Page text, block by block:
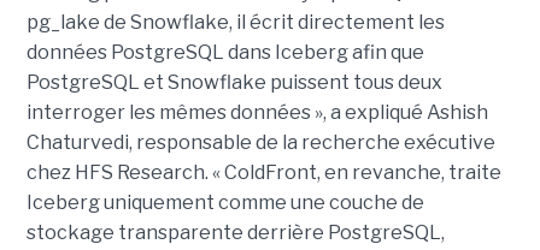
pg_lake de Snowflake, il écrit directement les
données PostgreSQL dans Iceberg afin que
PostgreSQL et Snowflake puissent tous deux
interroger les mêmes données », a expliqué Ashish
Chaturvedi, responsable de la recherche exécutive
chez HFS Research. « ColdFront, en revanche, traite
Iceberg uniquement comme une couche de
stockage transparente derrière PostgreSQL,